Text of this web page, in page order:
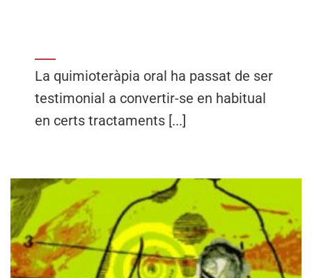
La quimioteràpia oral ha passat de ser
testimonial a convertir-se en habitual
en certs tractaments [...]